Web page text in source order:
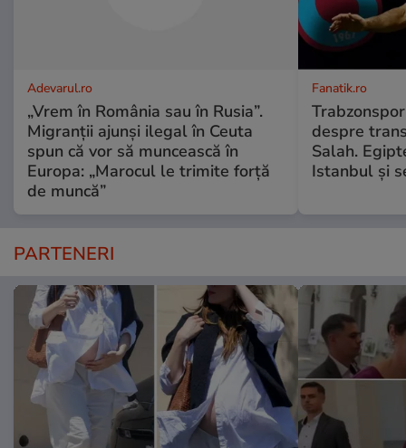
Adevarul.ro
„Vrem în România sau în Rusia”.
Migranții ajunși ilegal în Ceuta
spun că vor să muncească în
Europa: „Marocul le trimite forță
de muncă”
Fanatik.ro
despre
Salah.
Istanbul și
PARTENERI